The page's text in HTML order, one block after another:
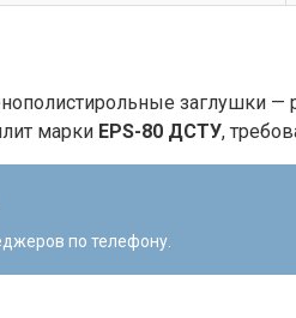
заглушки
марки EPS-80 ДСТУ,
по телефону.